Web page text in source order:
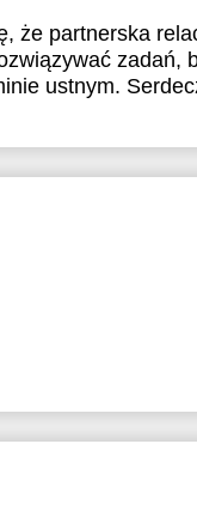
że partnerska
zadań,
ustnym.